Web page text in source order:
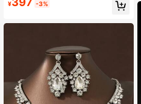
ン ファッショナブルなイブニングパ
¥ -3%